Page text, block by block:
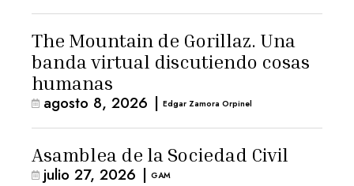
The Mountain de Gorillaz. Una
banda virtual discutiendo cosas
humanas
agosto 8, 2026 | Edgar Zamora Orpinel
Asamblea de la Sociedad Civil
julio 27, 2026 | GAM